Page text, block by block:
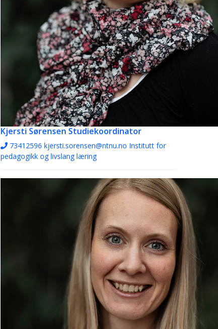
Kjersti Sørensen Studiekoordinator
73412596 kjersti.sorensen@ntnu.no Institutt for
pedagogikk og livslang læring